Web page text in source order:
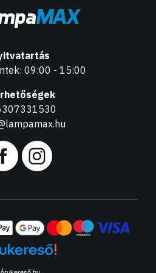
09:00 - 15:00